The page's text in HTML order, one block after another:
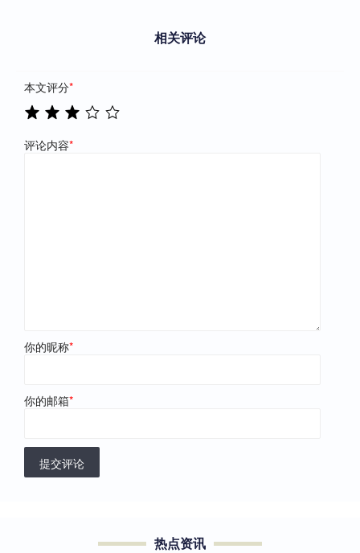
相关评论
本文评分*
评论内容*
你的昵称*
你的邮箱*
提交评论
热点资讯